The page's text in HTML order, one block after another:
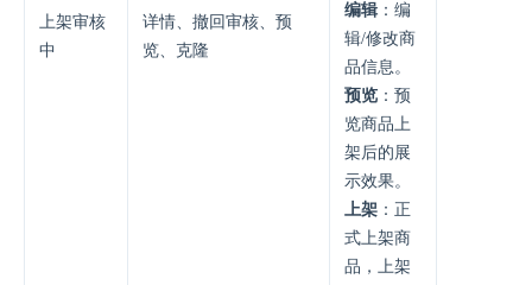
上架审核
中
详情、撤回审核、预
览、克隆
编辑 ：编
辑/修改商
品信息。
预览 ：预
览商品上
架后的展
示效果。
上架 ：正
式上架商
品，上架